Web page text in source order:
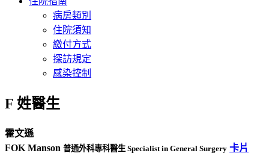
病房類別
住院須知
繳付方式
探訪規定
感染控制
F 姓醫生
霍文遜
FOK Manson 普通外科專科醫生 Specialist in General Surgery 卡片